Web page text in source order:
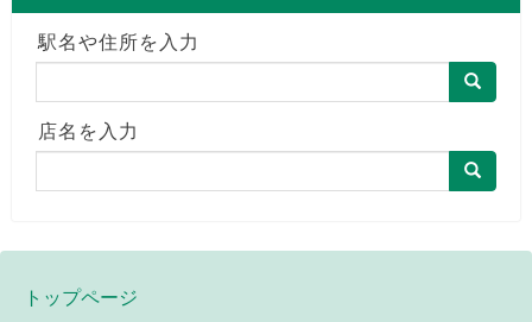
駅名や住所を入力
店名を入力
トップページ